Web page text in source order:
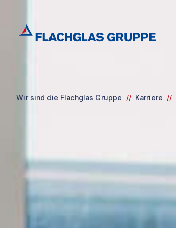
Wir sind die Flachglas Gruppe // Karriere //